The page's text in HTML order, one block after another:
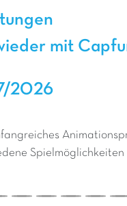
mit
2026
Spielmöglichkeiten